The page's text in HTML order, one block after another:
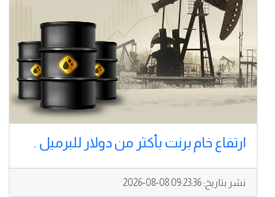
ارتفاع خام برنت بأكثر من ​دولار للبرميل .
نشر بتاريخ:2026-08-08 09:23:36